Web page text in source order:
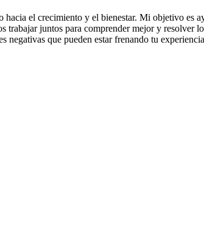
el crecimiento y el bienestar. Mi objetivo es
juntos para comprender mejor y resolver
negativas que pueden estar frenando tu